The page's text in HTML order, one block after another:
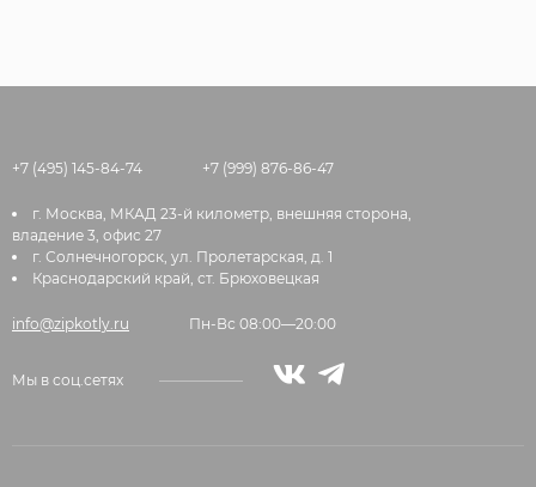
+7 (495) 145-84-74 +7 (999) 876-86-47
г. Москва, МКАД 23-й километр, внешняя сторона,
владение 3, офис 27
г. Солнечногорск, ул. Пролетарская, д. 1
Краснодарский край, ст. Брюховецкая
info@zipkotly.ru Пн-Вс 08:00—20:00
Мы в соц.сетях